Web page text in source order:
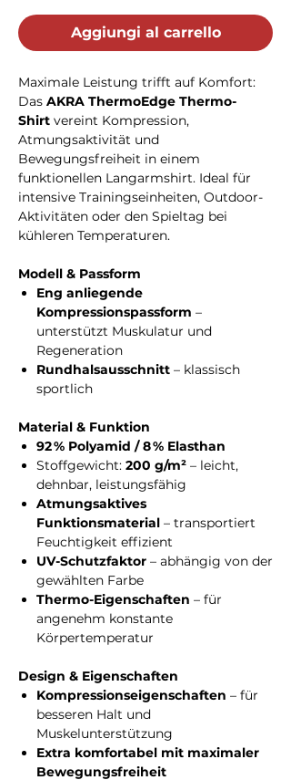
Aggiungi al carrello
Maximale Leistung trifft auf Komfort:
Das AKRA ThermoEdge Thermo-
Shirt vereint Kompression,
Atmungsaktivität und
Bewegungsfreiheit in einem
funktionellen Langarmshirt. Ideal für
intensive Trainingseinheiten, Outdoor-
Aktivitäten oder den Spieltag bei
kühleren Temperaturen.
Modell & Passform
Eng anliegende
Kompressionspassform –
unterstützt Muskulatur und
Regeneration
Rundhalsausschnitt – klassisch
sportlich
Material & Funktion
92 % Polyamid / 8 % Elasthan
Stoffgewicht: 200 g/m² – leicht,
dehnbar, leistungsfähig
Atmungsaktives
Funktionsmaterial – transportiert
Feuchtigkeit effizient
UV-Schutzfaktor – abhängig von der
gewählten Farbe
Thermo-Eigenschaften – für
angenehm konstante
Körpertemperatur
Design & Eigenschaften
Kompressionseigenschaften – für
besseren Halt und
Muskelunterstützung
Extra komfortabel mit maximaler
Bewegungsfreiheit